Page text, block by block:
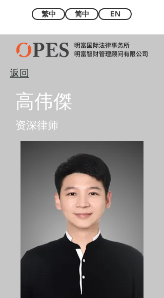
繁中 简中 EN
返回
高伟傑
资深律师